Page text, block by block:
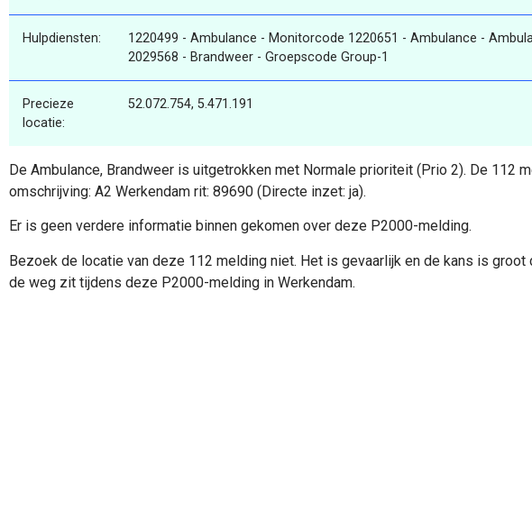
Hulpdiensten:
1220499 - Ambulance - Monitorcode 1220651 - Ambulance -
2029568 - Brandweer - Groepscode Group-1
Precieze
locatie:
52.072.754, 5.471.191
De Ambulance, Brandweer is uitgetrokken met Normale prioriteit (Prio 2). De 112
omschrijving: A2 Werkendam rit: 89690 (Directe inzet: ja).
Er is geen verdere informatie binnen gekomen over deze P2000-melding.
Bezoek de locatie van deze 112 melding niet. Het is gevaarlijk en de kans is groot
de weg zit tijdens deze P2000-melding in Werkendam.